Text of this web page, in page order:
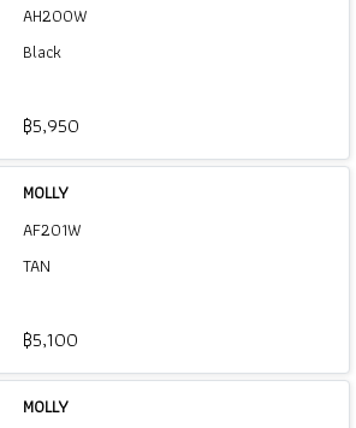
AH200W
Black
฿5,950
MOLLY
AF201W
TAN
฿5,100
MOLLY